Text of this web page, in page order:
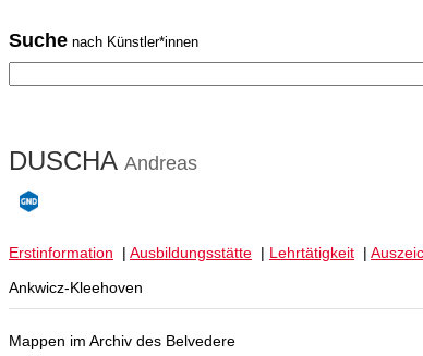
Suche nach Künstler*innen
DUSCHA Andreas
Erstinformation | Ausbildungsstätte | Lehrtätigkeit |
Ankwicz-Kleehoven
Mappen im Archiv des Belvedere